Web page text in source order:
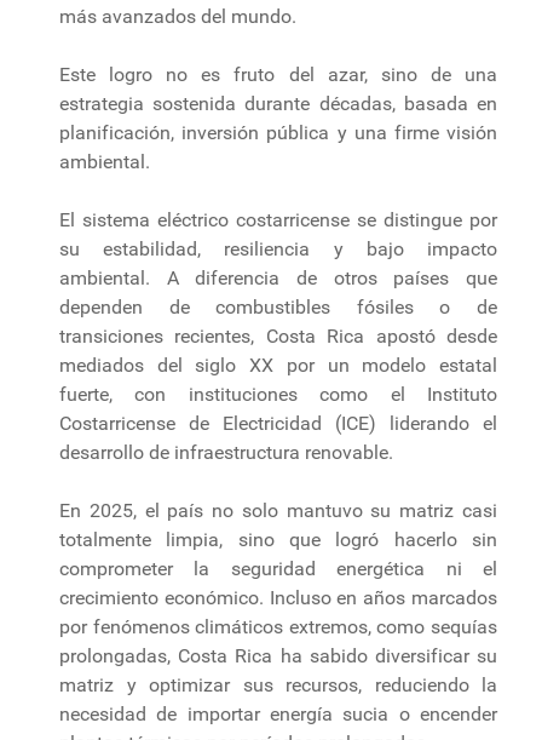
más avanzados del mundo.
Este logro no es fruto del azar, sino de una
estrategia sostenida durante décadas, basada en
planificación, inversión pública y una firme visión
ambiental.
El sistema eléctrico costarricense se distingue por
su estabilidad, resiliencia y bajo impacto
ambiental. A diferencia de otros países que
dependen de combustibles fósiles o de
transiciones recientes, Costa Rica apostó desde
mediados del siglo XX por un modelo estatal
fuerte, con instituciones como el Instituto
Costarricense de Electricidad (ICE) liderando el
desarrollo de infraestructura renovable.
En 2025, el país no solo mantuvo su matriz casi
totalmente limpia, sino que logró hacerlo sin
comprometer la seguridad energética ni el
crecimiento económico. Incluso en años marcados
por fenómenos climáticos extremos, como sequías
prolongadas, Costa Rica ha sabido diversificar su
matriz y optimizar sus recursos, reduciendo la
necesidad de importar energía sucia o encender